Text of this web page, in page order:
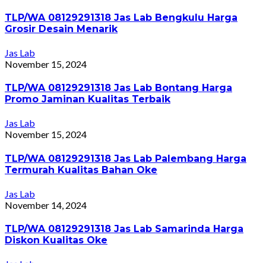
TLP/WA 08129291318 Jas Lab Bengkulu Harga
Grosir Desain Menarik
Jas Lab
November 15, 2024
TLP/WA 08129291318 Jas Lab Bontang Harga
Promo Jaminan Kualitas Terbaik
Jas Lab
November 15, 2024
TLP/WA 08129291318 Jas Lab Palembang Harga
Termurah Kualitas Bahan Oke
Jas Lab
November 14, 2024
TLP/WA 08129291318 Jas Lab Samarinda Harga
Diskon Kualitas Oke